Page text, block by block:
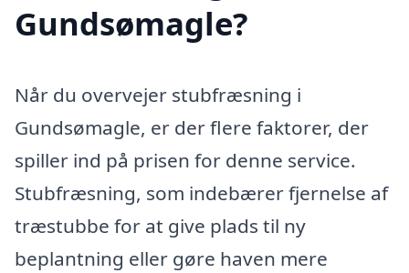
Gundsømagle?
Når du overvejer stubfræsning i
Gundsømagle, er der flere faktorer, der
spiller ind på prisen for denne service.
Stubfræsning, som indebærer fjernelse af
træstubbe for at give plads til ny
beplantning eller gøre haven mere